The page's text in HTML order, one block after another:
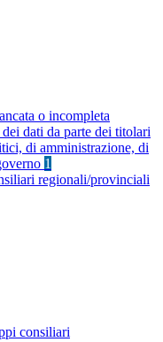
o incompleta
dati da parte dei titolari
di amministrazione, di
1
regionali/provinciali
consiliari